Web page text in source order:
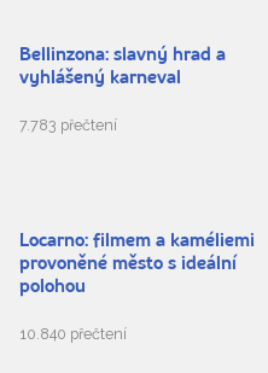
Bellinzona: slavný hrad a
vyhlášený karneval
7.783 přečtení
Locarno: filmem a kaméliemi
provoněné město s ideální
polohou
10.840 přečtení